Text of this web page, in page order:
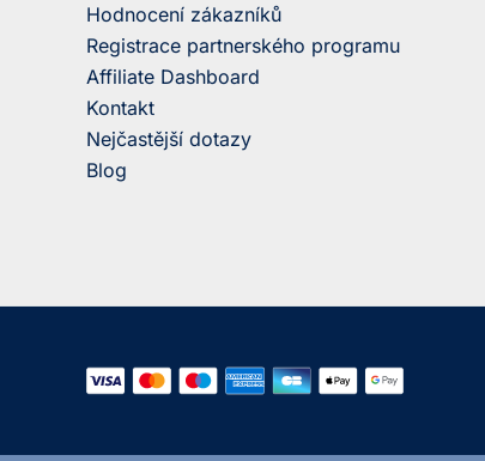
Hodnocení zákazníků
Registrace partnerského programu
Affiliate Dashboard
Kontakt
Nejčastější dotazy
Blog